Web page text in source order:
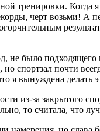
тренировки. Когда
черт возьми! А
не было
спортзал почти
я вынуждена делать
из-за закрытого
то считала, что